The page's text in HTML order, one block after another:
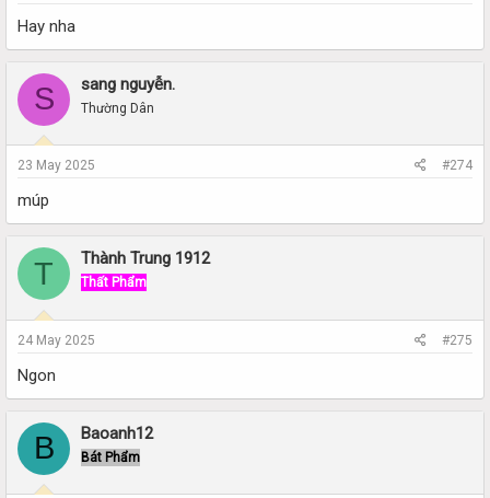
Hay nha
S sang nguyễn.
Thường Dân
23 May 2025 #274
múp
T Thành Trung 1912
Thất Phẩm
24 May 2025 #275
Ngon
B Baoanh12
Bát Phẩm